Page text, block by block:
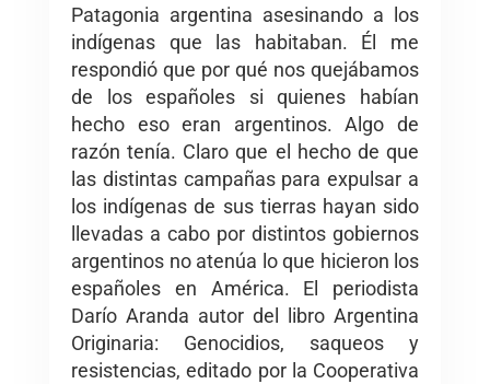
Patagonia argentina asesinando a los
indígenas que las habitaban. Él me
respondió que por qué nos quejábamos
de los españoles si quienes habían
hecho eso eran argentinos. Algo de
razón tenía. Claro que el hecho de que
las distintas campañas para expulsar a
los indígenas de sus tierras hayan sido
llevadas a cabo por distintos gobiernos
argentinos no atenúa lo que hicieron los
españoles en América. El periodista
Darío Aranda autor del libro Argentina
Originaria: Genocidios, saqueos y
resistencias, editado por la Cooperativa